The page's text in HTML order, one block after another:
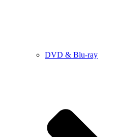
DVD & Blu-ray